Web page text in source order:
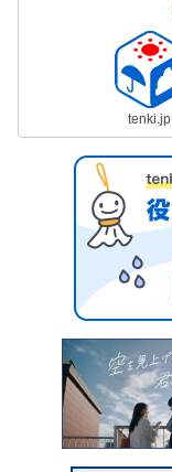
tenki.jp